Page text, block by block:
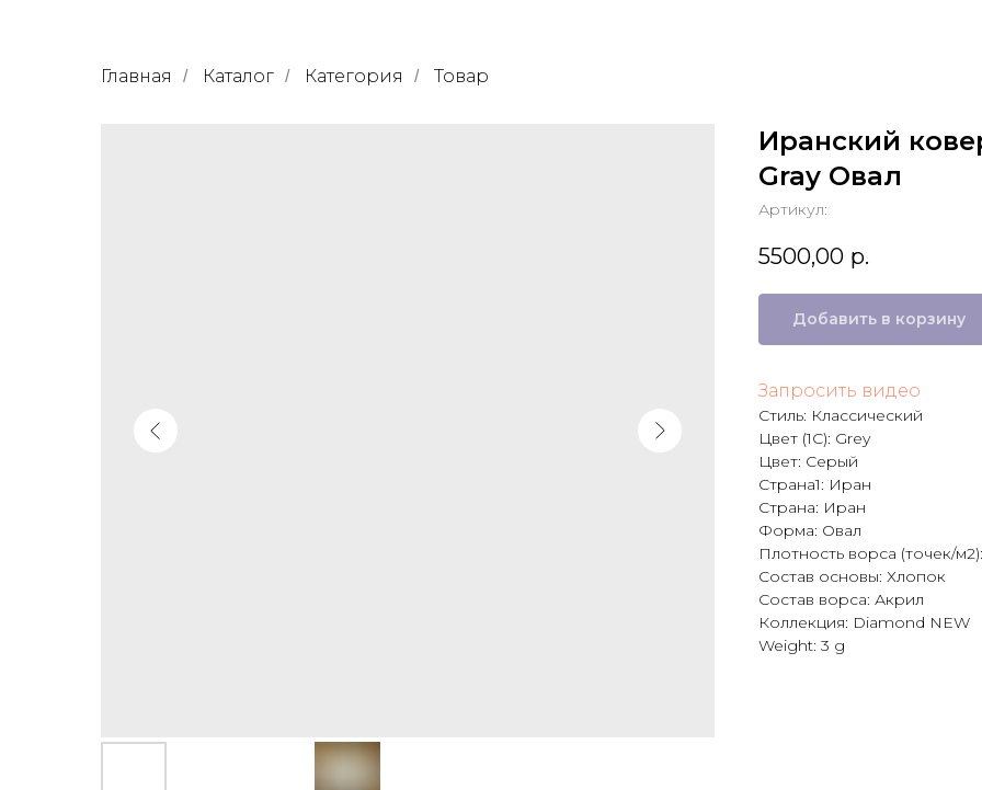
Главная / Каталог / Категория / Товар
Иранский
Gray Овал
Артикул:
5500,00 р.
Добавить в корзину
Запросить видео
Стиль: Классический
Цвет (1C): Grey
Цвет: Серый
Страна1: Иран
Страна: Иран
Форма: Овал
Плотность ворса (точек/
Состав основы: Хлопок
Состав ворса: Акрил
Коллекция: Diamond NEW
Weight: 3 g